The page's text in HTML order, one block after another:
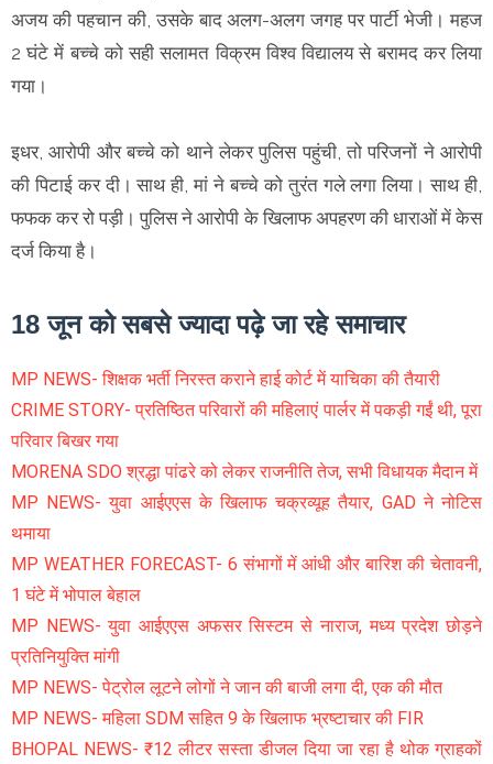
अजय की पहचान की, उसके बाद अलग-अलग जगह पर पार्टी भेजी। महज
2 घंटे में बच्चे को सही सलामत विक्रम विश्व विद्यालय से बरामद कर लिया
गया।
इधर, आरोपी और बच्चे को थाने लेकर पुलिस पहुंची, तो परिजनों ने आरोपी
की पिटाई कर दी। साथ ही, मां ने बच्चे को तुरंत गले लगा लिया। साथ ही,
फफक कर रो पड़ी। पुलिस ने आरोपी के खिलाफ अपहरण की धाराओं में केस
दर्ज किया है।
18 जून को सबसे ज्यादा पढ़े जा रहे समाचार
MP NEWS- शिक्षक भर्ती निरस्त कराने हाई कोर्ट में याचिका की तैयारी
CRIME STORY- प्रतिष्ठित परिवारों की महिलाएं पार्लर में पकड़ी गईं थी, पूरा
परिवार बिखर गया
MORENA SDO श्रद्धा पांढरे को लेकर राजनीति तेज, सभी विधायक मैदान में
MP NEWS- युवा आईएएस के खिलाफ चक्रव्यूह तैयार, GAD ने नोटिस
थमाया
MP WEATHER FORECAST- 6 संभागों में आंधी और बारिश की चेतावनी,
1 घंटे में भोपाल बेहाल
MP NEWS- युवा आईएएस अफसर सिस्टम से नाराज, मध्य प्रदेश छोड़ने
प्रतिनियुक्ति मांगी
MP NEWS- पेट्रोल लूटने लोगों ने जान की बाजी लगा दी, एक की मौत
MP NEWS- महिला SDM सहित 9 के खिलाफ भ्रष्टाचार की FIR
BHOPAL NEWS- ₹12 लीटर सस्ता डीजल दिया जा रहा है थोक ग्राहकों